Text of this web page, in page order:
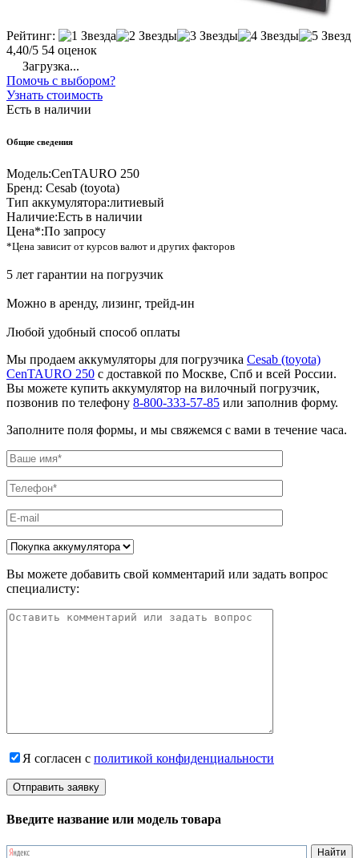
Рейтинг:
4,40/5 54 оценок
Загрузка...
Помочь с выбором?
Узнать стоимость
Есть в наличии
Общие сведения
Модель:CenTAURO 250
Бренд: Cesab (toyota)
Тип аккумулятора:литиевый
Наличие:Есть в наличии
Цена*:По запросу
*Цена зависит от курсов валют и других факторов
5 лет гарантии на погрузчик
Можно в аренду, лизинг, трейд-ин
Любой удобный способ оплаты
Мы продаем аккумуляторы для погрузчика Cesab (toyota)
CenTAURO 250 с доставкой по Москве, Спб и всей России.
Вы можете купить аккумулятор на вилочный погрузчик,
позвонив по телефону 8-800-333-57-85 или заполнив форму.
Заполните поля формы, и мы свяжемся с вами в течение часа.
Вы можете добавить свой комментарий или задать вопрос
специалисту:
Я согласен с политикой конфиденциальности
Введите название или модель товара